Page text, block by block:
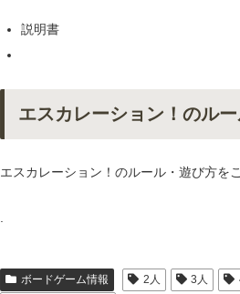
説明書
エスカレーション！のルー
エスカレーション！のルール・遊び方を
.
ボードゲーム情報 2人 3人